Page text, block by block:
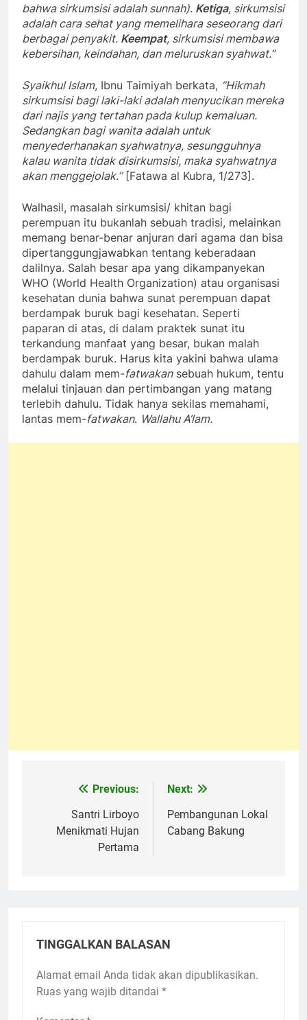
bahwa sirkumsisi adalah sunnah). Ketiga, sirkumsisi
adalah cara sehat yang memelihara seseorang dari
berbagai penyakit. Keempat, sirkumsisi membawa
kebersihan, keindahan, dan meluruskan syahwat.”
Syaikhul Islam, Ibnu Taimiyah berkata, “Hikmah
sirkumsisi bagi laki-laki adalah menyucikan mereka
dari najis yang tertahan pada kulup kemaluan.
Sedangkan bagi wanita adalah untuk
menyederhanakan syahwatnya, sesungguhnya
kalau wanita tidak disirkumsisi, maka syahwatnya
akan menggejolak.”[Fatawa al Kubra, 1/273].
Walhasil, masalah sirkumsisi/ khitan bagi
perempuan itu bukanlah sebuah tradisi, melainkan
memang benar-benar anjuran dari agama dan bisa
dipertanggungjawabkan tentang keberadaan
dalilnya. Salah besar apa yang dikampanyekan
WHO (World Health Organization) atau organisasi
kesehatan dunia bahwa sunat perempuan dapat
berdampak buruk bagi kesehatan. Seperti
paparan di atas, di dalam praktek sunat itu
terkandung manfaat yang besar, bukan malah
berdampak buruk. Harus kita yakini bahwa ulama
dahulu dalam mem-fatwakansebuah hukum, tentu
melalui tinjauan dan pertimbangan yang matang
terlebih dahulu. Tidak hanya sekilas memahami,
lantas mem-fatwakan. Wallahu A’lam.
NavigasiPrevious:
Santri Lirboyo
Menikmati Hujan
Pertama
Next:
Pembangunan Lokal
Cabang Bakung
TINGGALKAN BALASAN
Alamat email Anda tidak akan dipublikasikan.
Ruas yang wajib ditandai *